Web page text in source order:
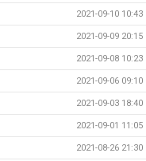
2021-09-10 10:43
2021-09-09 20:15
2021-09-08 10:23
2021-09-06 09:10
2021-09-03 18:40
2021-09-01 11:05
2021-08-26 21:30